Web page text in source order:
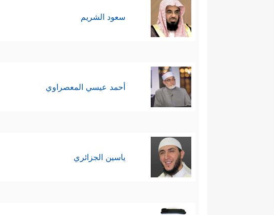
سعود الشريم
أحمد عيسي المعصراوي
ياسين الجزائري